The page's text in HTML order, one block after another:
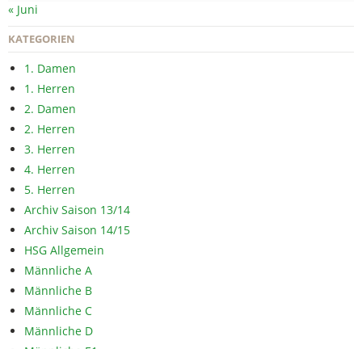
« Juni
KATEGORIEN
1. Damen
1. Herren
2. Damen
2. Herren
3. Herren
4. Herren
5. Herren
Archiv Saison 13/14
Archiv Saison 14/15
HSG Allgemein
Männliche A
Männliche B
Männliche C
Männliche D